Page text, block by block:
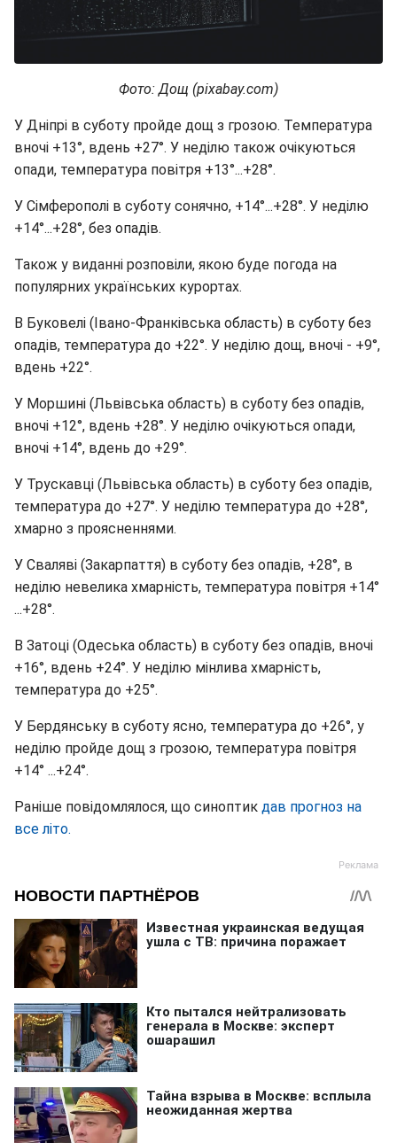
Фото: Дощ (pixabay.com)
У Дніпрі в суботу пройде дощ з грозою. Температура
вночі +13°, вдень +27°. У неділю також очікуються
опади, температура повітря +13°...+28°.
У Сімферополі в суботу сонячно, +14°...+28°. У неділю
+14°...+28°, без опадів.
Також у виданні розповіли, якою буде погода на
популярних українських курортах.
В Буковелі (Івано-Франківська область) в суботу без
опадів, температура до +22°. У неділю дощ, вночі - +9°,
вдень +22°.
У Моршині (Львівська область) в суботу без опадів,
вночі +12°, вдень +28°. У неділю очікуються опади,
вночі +14°, вдень до +29°.
У Трускавці (Львівська область) в суботу без опадів,
температура до +27°. У неділю температура до +28°,
хмарно з проясненнями.
У Сваляві (Закарпаття) в суботу без опадів, +28°, в
неділю невелика хмарність, температура повітря +14°
...+28°.
В Затоці (Одеська область) в суботу без опадів, вночі
+16°, вдень +24°. У неділю мінлива хмарність,
температура до +25°.
У Бердянську в суботу ясно, температура до +26°, у
неділю пройде дощ з грозою, температура повітря
+14° ...+24°.
Раніше повідомлялося, що синоптик дав прогноз на
все літо.